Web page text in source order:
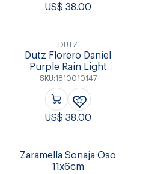
US$38.00
DUTZ
Dutz Florero Daniel
Purple Rain Light
SKU:1810010147
US$38.00
Zaramella Sonaja Oso
11x6cm